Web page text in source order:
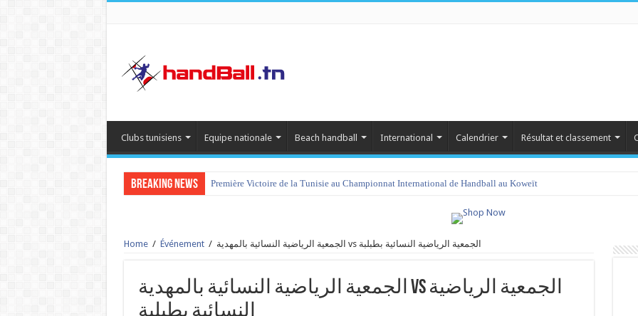
Clubs tunisiens Equipe nationale Beach handball International Calendrier Résultat et classement
Breaking News Première Victoire de la Tunisie au Championnat International de Handball au Koweït
Home / Événement / الجمعية الرياضية النسائية بالمهدية vs الجمعية الرياضية النسائية بطبلبة
الجمعية الرياضية النسائية بالمهدية vs الجمعية الرياضية
النسائية بطبلبة